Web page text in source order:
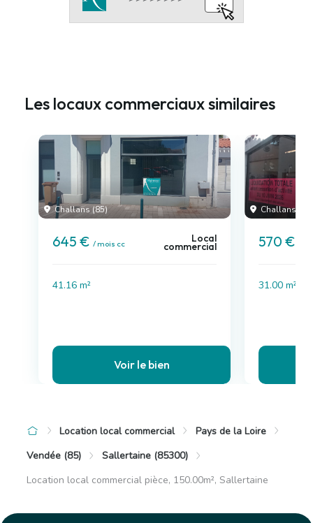
Les locaux commerciaux similaires
Challans (85)
645 € / mois cc Local
commercial
41.16 m²
Voir le bien
Challans (85)
570 €
31.00 m²
Location local commercial
Pays de la Loire
Vendée (85)
Sallertaine (85300)
Location local commercial pièce, 150.00m², Sallertaine